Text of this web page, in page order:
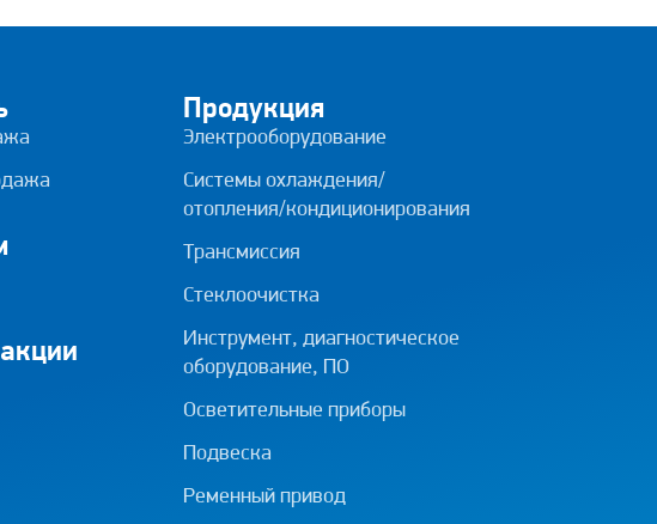
Продукция
Электрооборудование
Системы охлаждения/
отопления/кондиционирования
Трансмиссия
Стеклоочистка
Инструмент, диагностическое
оборудование, ПО
Осветительные приборы
Подвеска
Ременный привод